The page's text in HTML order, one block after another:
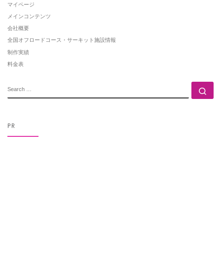
マイページ
メインコンテンツ
会社概要
全国オフロードコース・サーキット施設情報
制作実績
料金表
PR